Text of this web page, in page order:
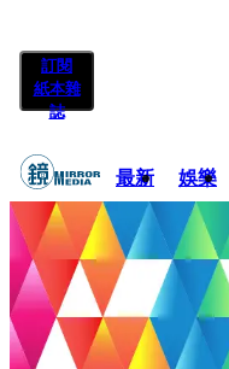
訂閱
紙本雜
誌
最新 娛樂